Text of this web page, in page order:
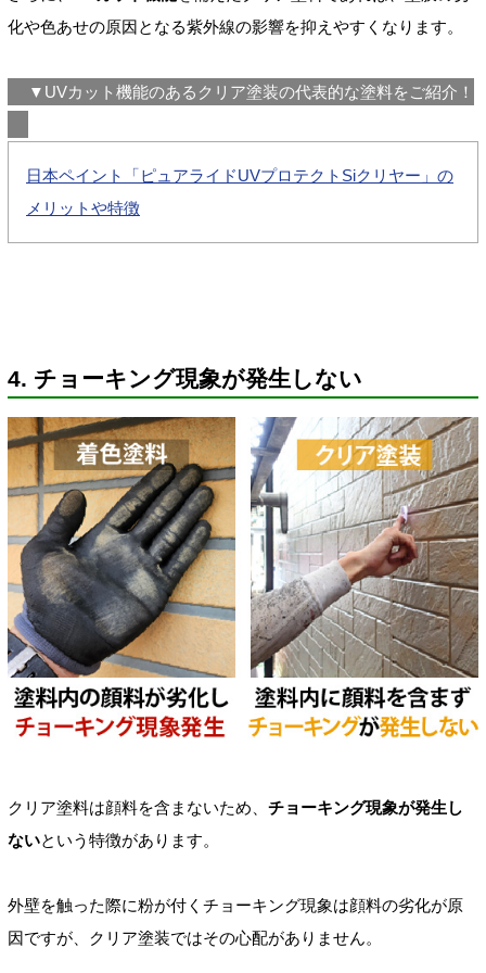
化や色あせの原因となる紫外線の影響を抑えやすくなります。
▼UVカット機能のあるクリア塗装の代表的な塗料をご紹介！
日本ペイント「ピュアライドUVプロテクトSiクリヤー」の
メリットや特徴
4. チョーキング現象が発生しない
クリア塗料は顔料を含まないため、 チョーキング現象が発生し
ないという特徴があります。
外壁を触った際に粉が付くチョーキング現象は顔料の劣化が原
因ですが、クリア塗装ではその心配がありません。